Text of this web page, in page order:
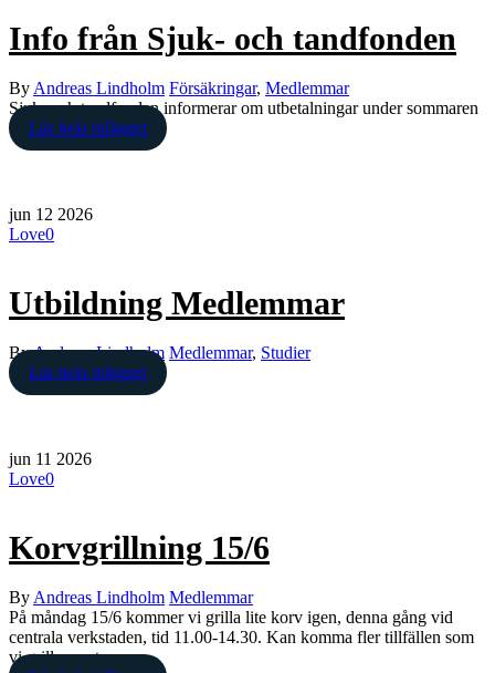
Info från Sjuk- och tandfonden
By Andreas Lindholm Försäkringar, Medlemmar
Sjuk- och tandfonden informerar om utbetalningar under sommaren
Läs hela inlägget
jun 12 2026
Love0
Utbildning Medlemmar
ByAndreas Lindholm Medlemmar, Studier
Läs hela inlägget
jun 11 2026
Love0
Korvgrillning 15/6
By Andreas Lindholm Medlemmar
På måndag 15/6 kommer vi grilla lite korv igen, denna gång vid
centrala verkstaden, tid 11.00-14.30. Kan komma fler tillfällen som
vi grillar runt om…